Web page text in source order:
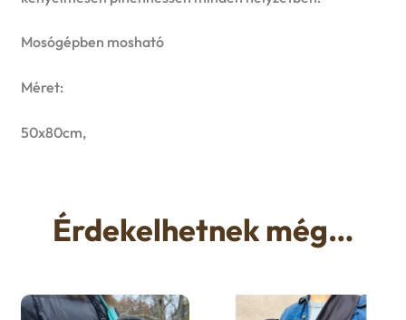
Mosógépben mosható
Méret:
50x80cm,
Érdekelhetnek még…